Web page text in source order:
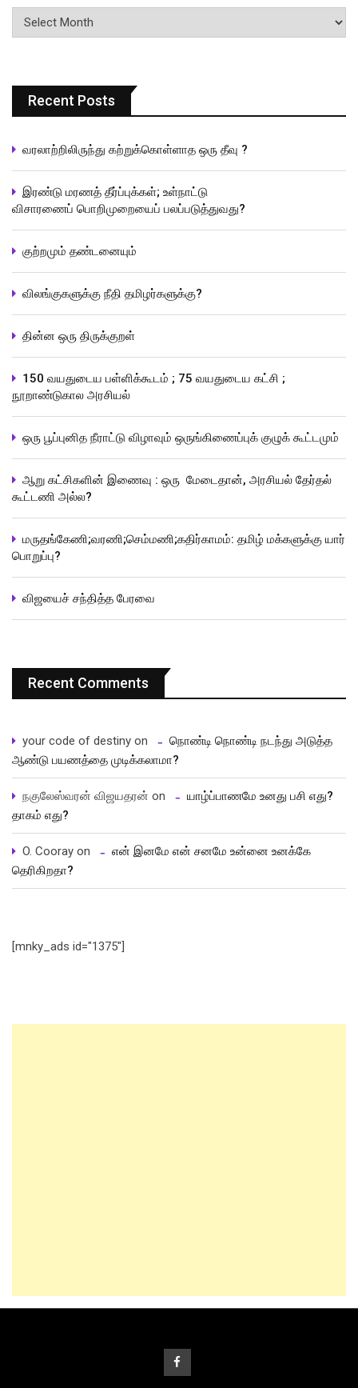
பதிவுகளின்
வரிசை
Recent Posts
வரலாற்றிலிருந்து கற்றுக்கொள்ளாத ஒரு தீவு ?
இரண்டு மரணத் தீர்ப்புக்கள்; உள்நாட்டு
விசாரணைப் பொறிமுறையைப் பலப்படுத்துவது?
குற்றமும் தண்டனையும்
விலங்குகளுக்கு நீதி தமிழர்களுக்கு?
தின்ன ஒரு திருக்குறள்
150 வயதுடைய பள்ளிக்கூடம் ; 75 வயதுடைய கட்சி ;
நூறாண்டுகால அரசியல்
ஒரு பூப்புனித நீராட்டு விழாவும் ஒருங்கிணைப்புக் குழுக் கூட்டமும்
ஆறு கட்சிகளின் இணைவு : ஒரு மேடைதான், அரசியல் தேர்தல்
கூட்டணி அல்ல?
மருதங்கேணி;வரணி;செம்மணி;கதிர்காமம்: தமிழ் மக்களுக்கு யார்
பொறுப்பு?
விஜயைச் சந்தித்த பேரவை
Recent Comments
your code of destiny on
நொண்டி நொண்டி நடந்து அடுத்த
ஆண்டு பயணத்தை முடிக்கலாமா?
நகுலேஸ்வரன் விஜயதரன் on
யாழ்ப்பாணமே உனது பசி எது?
தாகம் எது?
O. Cooray on
என் இனமே என் சனமே உன்னை உனக்கே
தெரிகிறதா?
[mnky_ads id="1375"]